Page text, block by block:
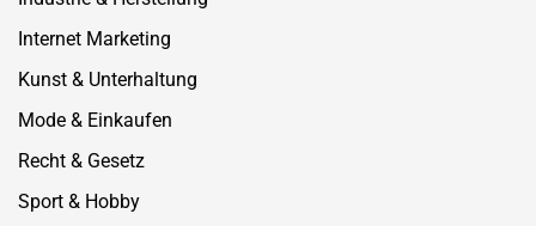
Internet Marketing
Kunst & Unterhaltung
Mode & Einkaufen
Recht & Gesetz
Sport & Hobby